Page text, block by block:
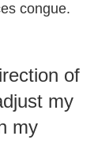
congue.
of
my
my